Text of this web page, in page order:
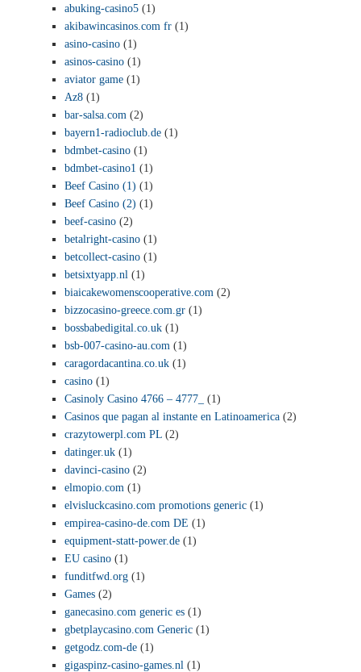
abuking-casino5 (1)
akibawincasinos.com fr (1)
asino-casino (1)
asinos-casino (1)
aviator game (1)
Az8 (1)
bar-salsa.com (2)
bayern1-radioclub.de (1)
bdmbet-casino (1)
bdmbet-casino1 (1)
Beef Casino (1) (1)
Beef Casino (2) (1)
beef-casino (2)
betalright-casino (1)
betcollect-casino (1)
betsixtyapp.nl (1)
biaicakewomenscooperative.com (2)
bizzocasino-greece.com.gr (1)
bossbabedigital.co.uk (1)
bsb-007-casino-au.com (1)
caragordacantina.co.uk (1)
casino (1)
Casinoly Casino 4766 – 4777_
(1)
Casinos que pagan al instante en Latinoamerica (2)
crazytowerpl.com PL (2)
datinger.uk (1)
davinci-casino (2)
elmopio.com (1)
elvisluckcasino.com promotions generic (1)
empirea-casino-de.com DE (1)
equipment-statt-power.de (1)
EU casino (1)
funditfwd.org (1)
Games (2)
ganecasino.com generic es (1)
gbetplaycasino.com Generic (1)
getgodz.com-de (1)
gigaspinz-casino-games.nl (1)